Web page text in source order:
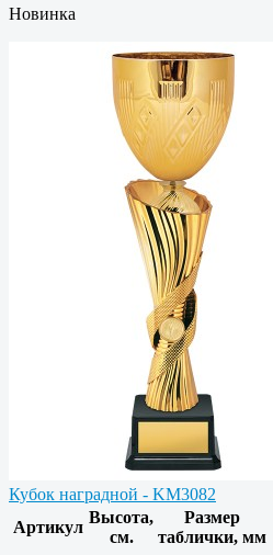
Новинка
Кубок наградной - KM3082
Артикул
Высота,
см.
Размер
таблички, мм